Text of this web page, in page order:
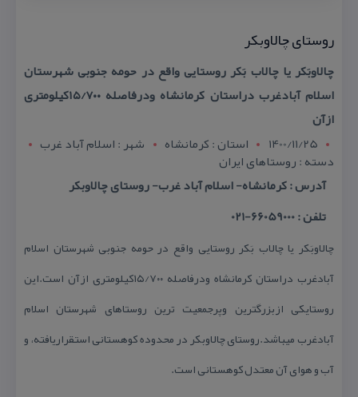
روستای چالاوبكر
چالاوبَكر یا چالاب بَكر روستایی واقع در حومه جنوبی شهرستان
اسلام آبادغرب دراستان كرمانشاه ودرفاصله ۱۵/۷۰۰كیلومتری
ازآن
1400/11/25
استان : کرمانشاه شهر : اسلام آباد غرب
دسته : روستاهای ایران
آدرس : كرمانشاه- اسلام آباد غرب- روستای چالاوبكر
تلفن : 66059000-021
چالاوبَكر یا چالاب بَكر روستایی واقع در حومه جنوبی شهرستان اسلام
آبادغرب دراستان كرمانشاه ودرفاصله ۱۵/۷۰۰كیلومتری ازآن است.این
روستایكی ازبزرگترین وپرجمعیت ترین روستاهای شهرستان اسلام
آبادغرب میباشد.روستای چالاوبكر در محدوده كوهستانی استقراریافته، و
آب و هوای آن معتدل كوهستانی است.